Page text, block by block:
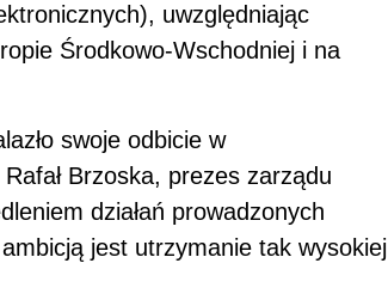
uwzględniając
Środkowo-Wschodniej i na
swoje odbicie w
Brzoska, prezes zarządu
działań prowadzonych
jest utrzymanie tak wysokiej